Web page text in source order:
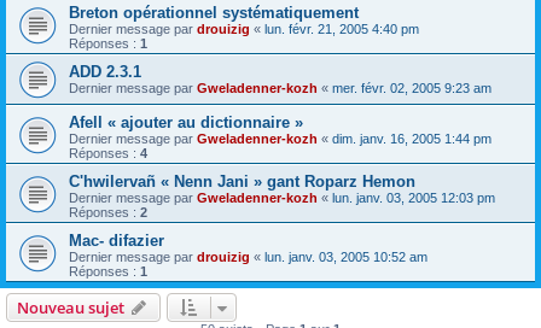
Breton opérationnel systématiquement
Dernier message par drouizig « lun. févr. 21, 2005 4:40 pm
Réponses : 1
ADD 2.3.1
Dernier message par Gweladenner-kozh « mer. févr. 02, 2005 9:23 am
Afell « ajouter au dictionnaire »
Dernier message par Gweladenner-kozh « dim. janv. 16, 2005 1:44 pm
Réponses : 4
C'hwilervañ « Nenn Jani » gant Roparz Hemon
Dernier message par Gweladenner-kozh « lun. janv. 03, 2005 12:03 pm
Réponses : 2
Mac- difazier
Dernier message par drouizig « lun. janv. 03, 2005 10:52 am
Réponses : 1
Nouveau sujet